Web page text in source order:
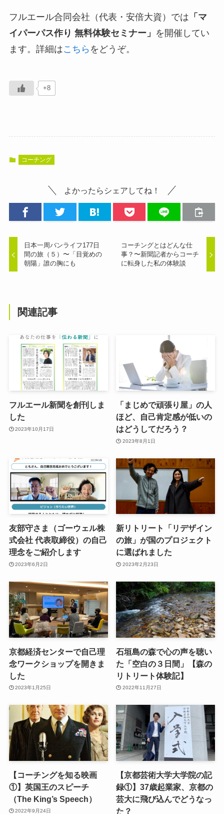
フルエール合同会社（代表・安倍大資）では 「マ
イパーパス作り 無料体験セミナー」 を開催してい
ます。詳細はこちら をどうぞ。
+8
コーチング
よかったらシェアしてね！
日本一周バンライフ177日
間の旅（５）〜「目覚めの
朝陽」誰の胸にも
コーチングとはどんな仕
事？〜新聞記者からコーチ
に転身した私の体験談
関連記事
フルエール新聞を創刊しま
した
2023年10月17日
「まじめで頑張り屋」の人
ほど、自己肯定感が低いの
はどうしてだろう？
2023年8月1日
友部守さま（ゴーウェル株
式会社 代表取締役）の自己
理念をご紹介します
2023年6月2日
新リトリート「リデザイン
の旅」が国のプロジェクト
に選ばれました
2023年2月23日
京都経済センターで自己理
念ワークショップを開きま
した
2023年1月25日
石垣島の森で心の声を聴い
た「空白の３日間」【森の
リトリート体験記】
2022年11月27日
【コーチングを知る映画
①】英国王のスピーチ
（The King’s Speech）
2022年9月24日
【京都芸術大学大学院の記
録①】37歳起業家、京都の
芸大に飛び込んでどうなっ
た？